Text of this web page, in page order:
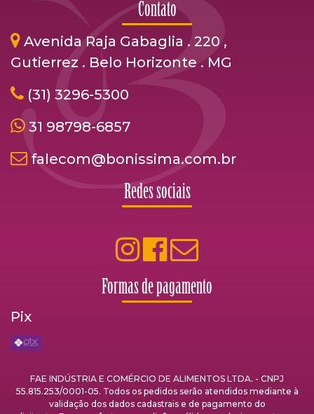
Contato
Avenida Raja Gabaglia . 220 ,
Gutierrez . Belo Horizonte . MG
(31) 3296-5300
31 98798-6857
falecom@bonissima.com.br
Redes sociais
Formas de pagamento
Pix
FAE INDÚSTRIA E COMÉRCIO DE ALIMENTOS LTDA. - CNPJ
55.815.253/0001-05. Todos os pedidos serão atendidos mediante à
validação dos dados cadastrais e de pagamento do